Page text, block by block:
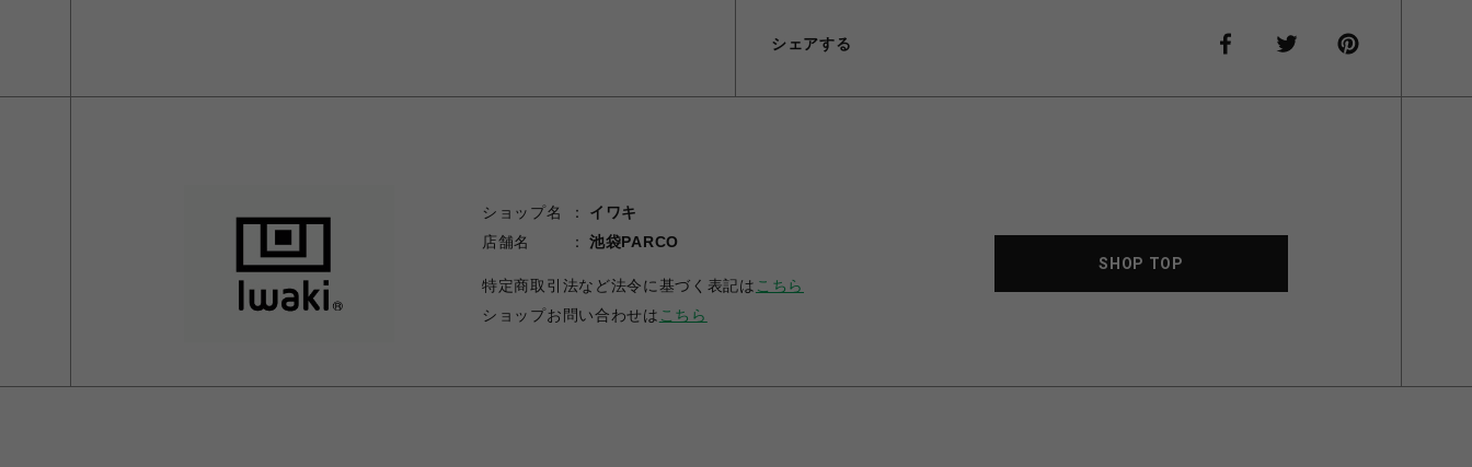
シェアする
ショップ名
イワキ
店舗名
池袋PARCO
特定商取引法など法令に基づく表記は こちら
ショップお問い合わせは こちら
SHOP TOP